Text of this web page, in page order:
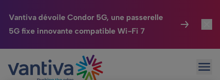
Vantiva dévoile Condor 5G, une passerelle
5G fixe innovante compatible Wi-Fi 7
Passer au contenu principal
Maison Connectée
HomeSight
Sorry, no results were found.
Rechercher :